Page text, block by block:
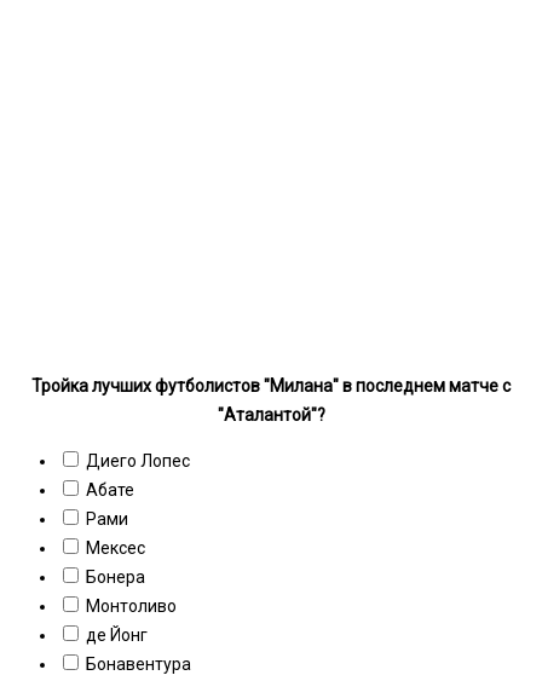
Тройка лучших футболистов "Милана" в последнем матче с
"Аталантой"?
Диего Лопес
Абате
Рами
Мексес
Бонера
Монтоливо
де Йонг
Бонавентура